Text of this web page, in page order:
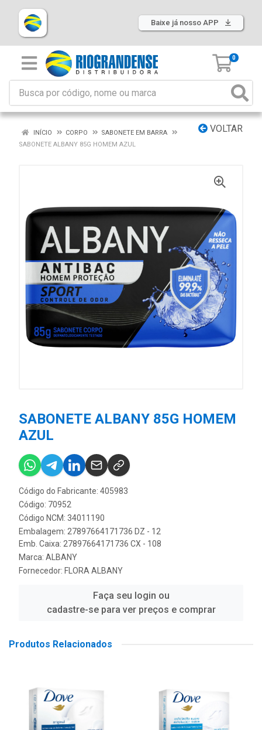
Baixe já nosso APP
0
VOLTAR
INÍCIO CORPO
SABONETE EM BARRA
SABONETE ALBANY 85G HOMEM AZUL
SABONETE ALBANY 85G HOMEM
AZUL
Código do Fabricante: 405983
Código: 70952
Código NCM: 34011190
Embalagem: 27897664171736 DZ - 12
Emb. Caixa: 27897664171736 CX - 108
Marca: ALBANY
Fornecedor: FLORA ALBANY
Faça seu login ou
cadastre-se para ver preços e comprar
Produtos Relacionados